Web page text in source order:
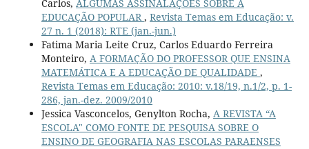
Carlos, ALGUMAS ASSINALAÇÕES SOBRE A
EDUCAÇÃO POPULAR, Revista Temas em Educação: v.
27 n. 1 (2018): RTE (jan.-jun.)
Fatima Maria Leite Cruz, Carlos Eduardo Ferreira
Monteiro, A FORMAÇÃO DO PROFESSOR QUE ENSINA
MATEMÁTICA E A EDUCAÇÃO DE QUALIDADE ,
Revista Temas em Educação: 2010: v.18/19, n.1/2, p. 1-
286, jan.-dez. 2009/2010
Jessica Vasconcelos, Genylton Rocha, A REVISTA “A
ESCOLA" COMO FONTE DE PESQUISA SOBRE O
ENSINO DE GEOGRAFIA NAS ESCOLAS PARAENSES